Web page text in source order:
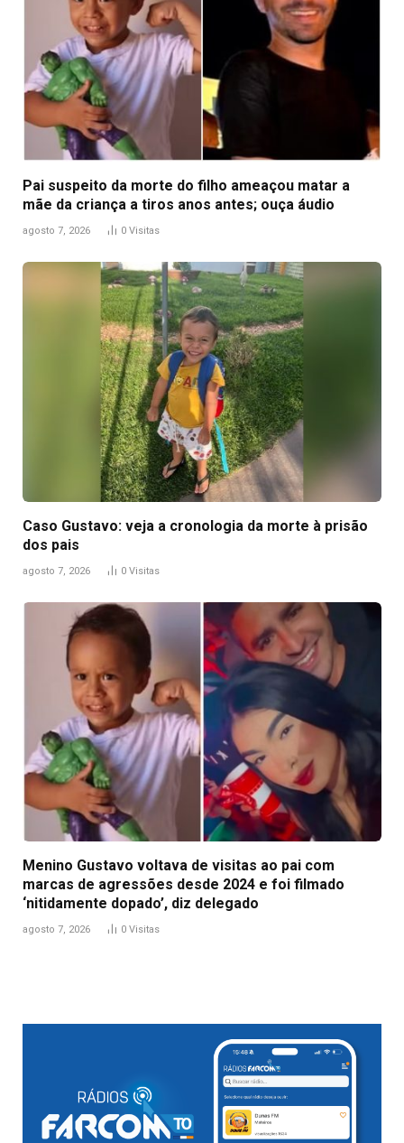
Pai suspeito da morte do filho ameaçou matar a
mãe da criança a tiros anos antes; ouça áudio
agosto 7, 2026 0 Visitas
Caso Gustavo: veja a cronologia da morte à prisão
dos pais
agosto 7, 2026 0 Visitas
Menino Gustavo voltava de visitas ao pai com
marcas de agressões desde 2024 e foi filmado
‘nitidamente dopado’, diz delegado
agosto 7, 2026 0 Visitas